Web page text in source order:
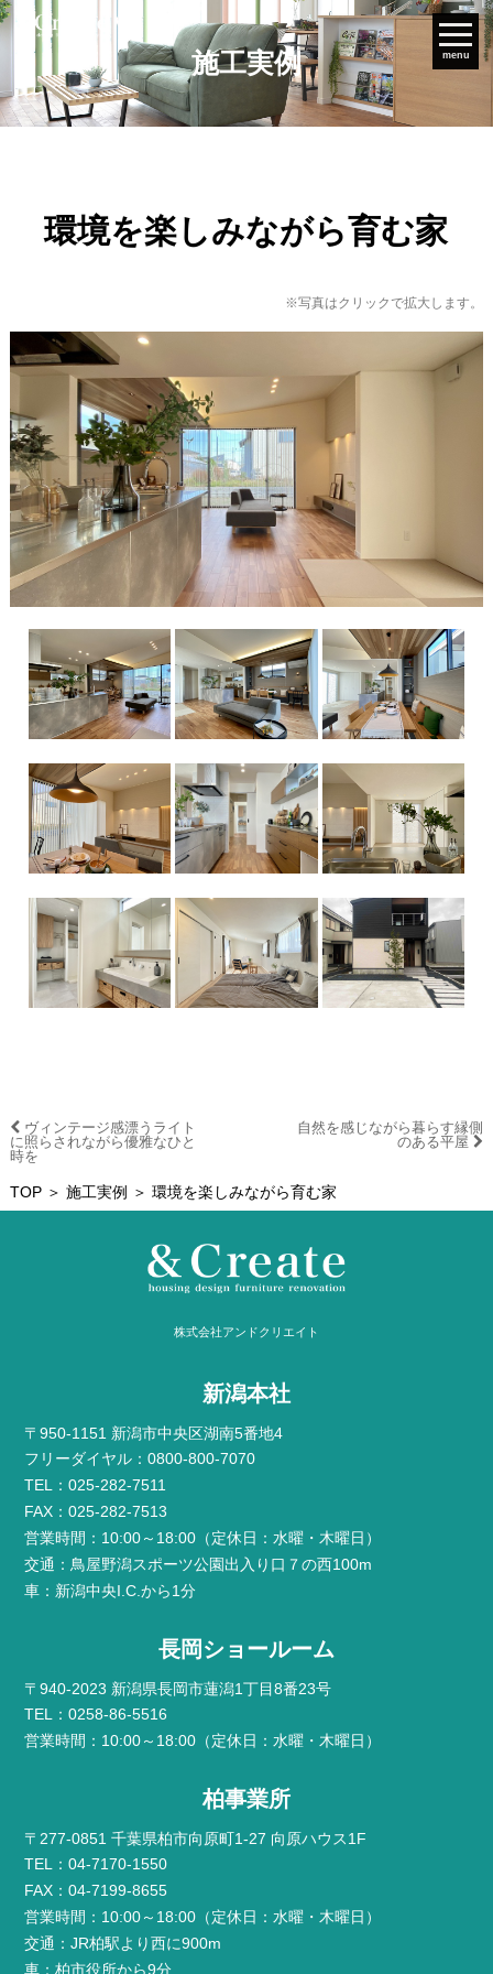
menu
施工実例
環境を楽しみながら育む家
※写真はクリックで拡大します。
ヴィンテージ感漂うライト
に照らされながら優雅なひと
時を
自然を感じながら暮らす縁側
のある平屋
TOP＞ 施工実例 ＞ 環境を楽しみながら育む家
株式会社アンドクリエイト
新潟本社
〒950-1151 新潟市中央区湖南5番地4
フリーダイヤル：0800-800-7070
TEL：025-282-7511
FAX：025-282-7513
営業時間：10:00～18:00（定休日：水曜・木曜日）
交通：鳥屋野潟スポーツ公園出入り口７の西100m
車：新潟中央I.C.から1分
長岡ショールーム
〒940-2023 新潟県長岡市蓮潟1丁目8番23号
TEL：0258-86-5516
営業時間：10:00～18:00（定休日：水曜・木曜日）
柏事業所
〒277-0851 千葉県柏市向原町1-27 向原ハウス1F
TEL：04-7170-1550
FAX：04-7199-8655
営業時間：10:00～18:00（定休日：水曜・木曜日）
交通：JR柏駅より西に900m
車：柏市役所から9分